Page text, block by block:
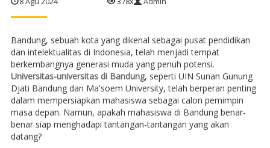
Bandung, sebuah kota yang dikenal sebagai pusat pendidikan
dan intelektualitas di Indonesia, telah menjadi tempat
berkembangnya generasi muda yang penuh potensi.
Universitas-universitas di Bandung, seperti UIN Sunan Gunung
Djati Bandung dan Ma'soem University, telah berperan penting
dalam mempersiapkan mahasiswa sebagai calon pemimpin
masa depan. Namun, apakah mahasiswa di Bandung benar-
benar siap menghadapi tantangan-tantangan yang akan
datang?